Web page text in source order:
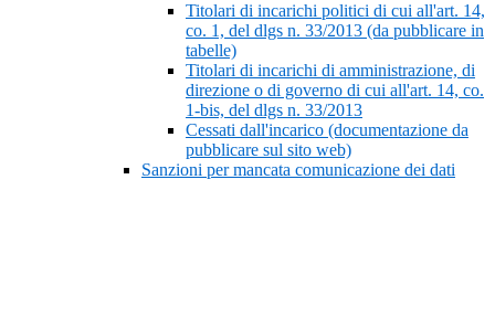
Titolari di incarichi politici di cui all'art. 14,
co. 1, del dlgs n. 33/2013 (da pubblicare in
tabelle)
Titolari di incarichi di amministrazione, di
direzione o di governo di cui all'art. 14, co.
1-bis, del dlgs n. 33/2013
Cessati dall'incarico (documentazione da
pubblicare sul sito web)
Sanzioni per mancata comunicazione dei dati